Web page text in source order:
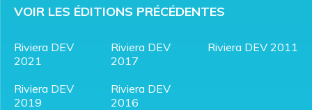
VOIR LES ÉDITIONS PRÉCÉDENTES
Riviera DEV
2021
Riviera DEV
2019
Riviera DEV
2017
Riviera DEV
2016
Riviera DEV 2011